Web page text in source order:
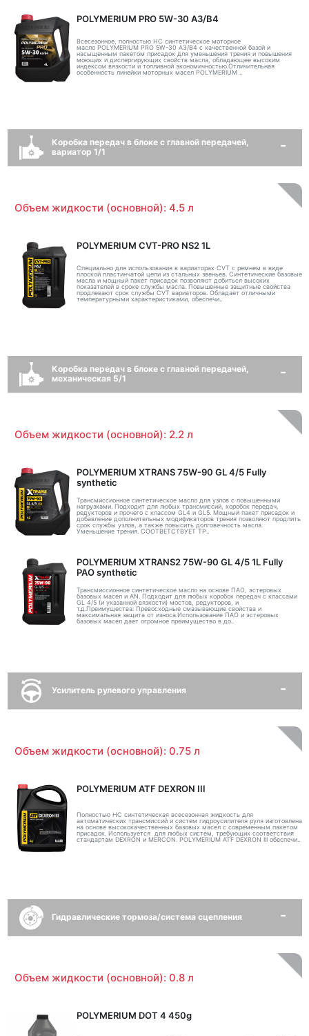
POLYMERIUM PRO 5W-30 A3/B4
Всесезонное, полностью HC синтетическое моторное
масло POLYMERIUM PRO 5W-30 A3/B4 с качественной базой и
насыщенным пакетом присадок для уменьшения трения и повышения
моющих и диспергирующих свойств масла, обладающее высоким
индексом вязкости и топливной экономичностью.Отличительная
особенность линейки моторных масел POLYMERIUM ..
Коробка передач в блоке с главной передачей,
вариатор 1/1
Объем жидкости (основной): 4.5 л
POLYMERIUM CVT-PRO NS2 1L
Специально для использования в вариаторах CVT с ремнем в виде
плоской пластинчатой цепи из стальных звеньев. Синтетические базовые
масла и мощный пакет присадок позволяют добиться высоких
показателей в сроке службы масла. Повышенные защитные свойства
продлевают срок службы CVT вариаторов. Обладает отличными
температурными характеристиками, обеспечи..
Коробка передач в блоке с главной передачей,
механическая 5/1
Объем жидкости (основной): 2.2 л
POLYMERIUM XTRANS 75W-90 GL 4/5 Fully
synthetic
Трансмиссионное синтетическое масло для узлов с повышенными
нагрузками. Подходит для любых трансмиссий, коробок передач,
редукторов и прочего с классом GL4 и GL5. Мощный пакет присадок и
добавление дополнительных модификаторов трения позволяют продлить
срок службы узлов, а также повысить долговечность масла.
Уменьшение трения. СООТВЕТСТВУЕТ ТР..
POLYMERIUM XTRANS2 75W-90 GL 4/5 1L Fully
PAO synthetic
Трансмиссионное синтетическое масло на основе ПАО, эстеровых
базовых масел и AN. Подходит для любых коробок передач с классами
GL 4/5 (и указанной вязкости) мостов, редукторов, и
т.д.Преимущества: Превосходные смазывающие свойства и
максимальная защита от износа.Использование ПАО и эстеровых
базовых масел дает огромное преимущество в до..
Усилитель рулевого управления
Объем жидкости (основной): 0.75 л
POLYMERIUM ATF DEXRON III
Полностью НС синтетическая всесезонная жидкость для
автоматических трансмиссий и систем гидроусилителя руля изготовлена
на основе высококачественных базовых масел с современным пакетом
присадок. Используется для любых систем, требующих соответствия
стандартам DEXRON и MERCON. POLYMERIUM ATF DEXRON III обеспечи..
Гидравлические тормоза/система сцепления
Объем жидкости (основной): 0.8 л
POLYMERIUM DOT 4 450g